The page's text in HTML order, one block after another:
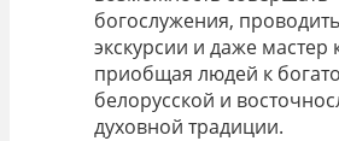
богослужения,
экскурсии и даже мастер
приобщая людей к
белорусской и
духовной традиции.